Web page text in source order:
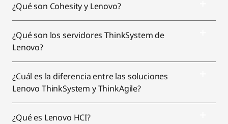
¿Qué son Cohesity y Lenovo?
¿Qué son los servidores ThinkSystem de
Lenovo?
¿Cuál es la diferencia entre las soluciones
Lenovo ThinkSystem y ThinkAgile?
¿Qué es Lenovo HCI?